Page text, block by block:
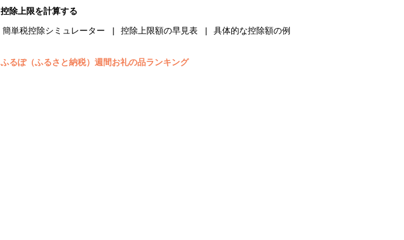
控除上限を計算する
簡単税控除シミュレーター
控除上限額の早見表 具体的な控除額の例
ふるぽ（ふるさと納税）週間お礼の品ランキング